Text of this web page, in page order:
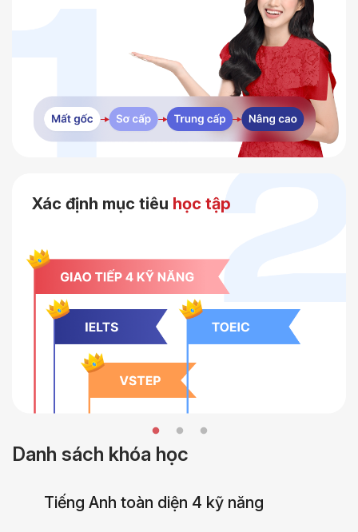
Xác định mục tiêu học tập
Danh sách khóa học
Tiếng Anh toàn diện 4 kỹ năng